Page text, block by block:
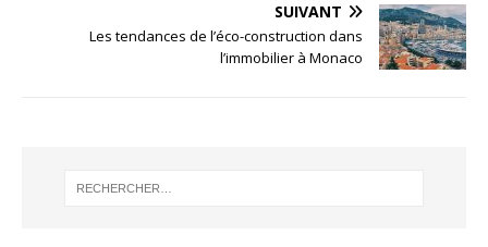
SUIVANT
Les tendances de l’éco-construction dans
l’immobilier à Monaco